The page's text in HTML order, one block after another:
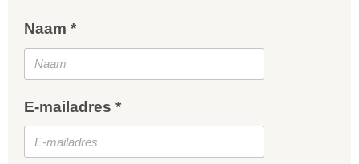
Naam *
E-mailadres *